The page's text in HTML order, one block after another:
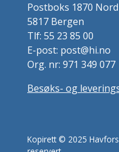
Postboks 1870
5817 Bergen
Tlf: 55 23 85 00
E-post: post@hi.no
Org. nr: 971 349 077
Besøks- og
Kopirett © 2025